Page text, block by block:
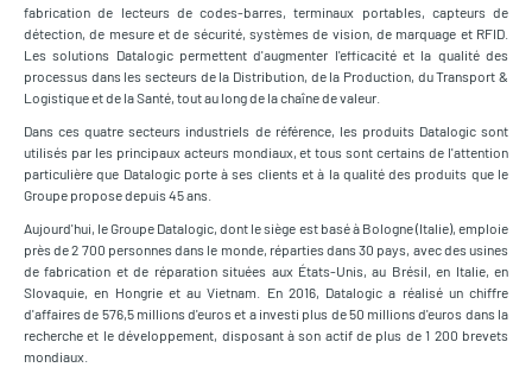
fabrication de lecteurs de codes-barres, terminaux portables, capteurs de
détection, de mesure et de sécurité, systèmes de vision, de marquage et RFID.
Les solutions Datalogic permettent d'augmenter l'efficacité et la qualité des
processus dans les secteurs de la Distribution, de la Production, du Transport &
Logistique et de la Santé, tout au long de la chaîne de valeur.
Dans ces quatre secteurs industriels de référence, les produits Datalogic sont
utilisés par les principaux acteurs mondiaux, et tous sont certains de l'attention
particulière que Datalogic porte à ses clients et à la qualité des produits que le
Groupe propose depuis 45 ans.
Aujourd'hui, le Groupe Datalogic, dont le siège est basé à Bologne (Italie), emploie
près de 2 700 personnes dans le monde, réparties dans 30 pays, avec des usines
de fabrication et de réparation situées aux États-Unis, au Brésil, en Italie, en
Slovaquie, en Hongrie et au Vietnam. En 2016, Datalogic a réalisé un chiffre
d'affaires de 576,5 millions d'euros et a investi plus de 50 millions d'euros dans la
recherche et le développement, disposant à son actif de plus de 1 200 brevets
mondiaux.